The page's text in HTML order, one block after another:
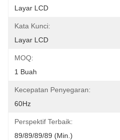
Layar LCD
Kata Kunci:
Layar LCD
MOQ:
1 Buah
Kecepatan Penyegaran:
60Hz
Perspektif Terbaik:
89/89/89/89 (min.)